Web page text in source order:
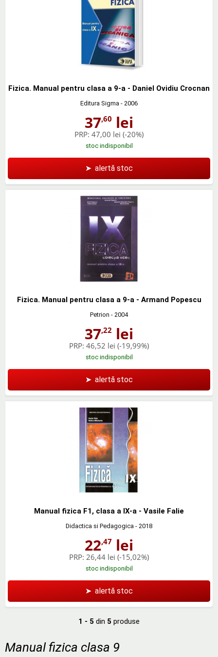
Fizica. Manual pentru clasa a 9-a - Daniel Ovidiu Crocnan
Editura Sigma - 2006
37,60 lei
PRP: 47,00 lei (-20%)
stoc indisponibil
➤ alertă stoc
Fizica. Manual pentru clasa a 9-a - Armand Popescu
Petrion - 2004
37,22 lei
PRP: 46,52 lei (-19,99%)
stoc indisponibil
➤ alertă stoc
Manual fizica F1, clasa a IX-a - Vasile Falie
Didactica si Pedagogica - 2018
22,47 lei
PRP: 26,44 lei (-15,02%)
stoc indisponibil
➤ alertă stoc
1 - 5 din 5 produse
Manual fizica clasa 9